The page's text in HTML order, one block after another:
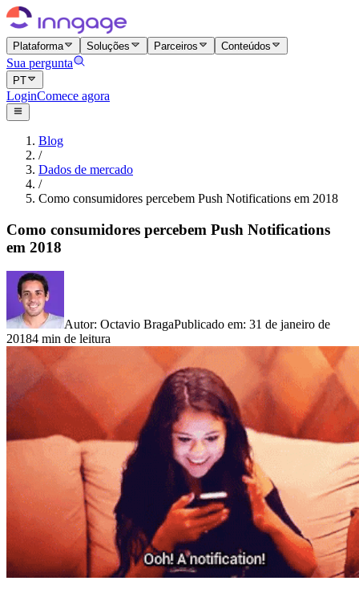
Plataforma Soluções Parceiros Conteúdos
Sua pergunta
PT
LoginComece agora
Blog
/
Dados de mercado
/
Como consumidores percebem Push Notifications em 2018
Como consumidores percebem Push Notifications
em 2018
Autor: Octavio BragaPublicado em: 31 de janeiro de
20184 min de leitura